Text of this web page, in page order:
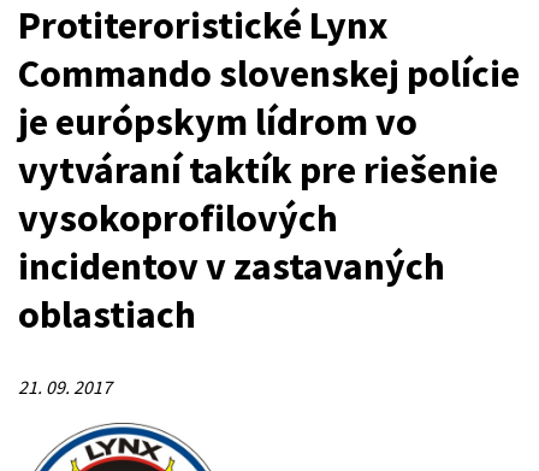
Protiteroristické Lynx
Commando slovenskej polície
je európskym lídrom vo
vytváraní taktík pre riešenie
vysokoprofilových
incidentov v zastavaných
oblastiach
21. 09. 2017